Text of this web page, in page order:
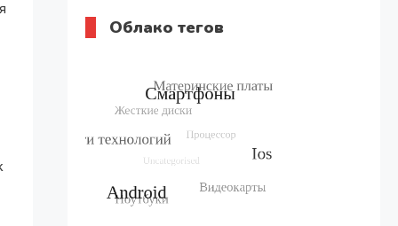
Облако тегов